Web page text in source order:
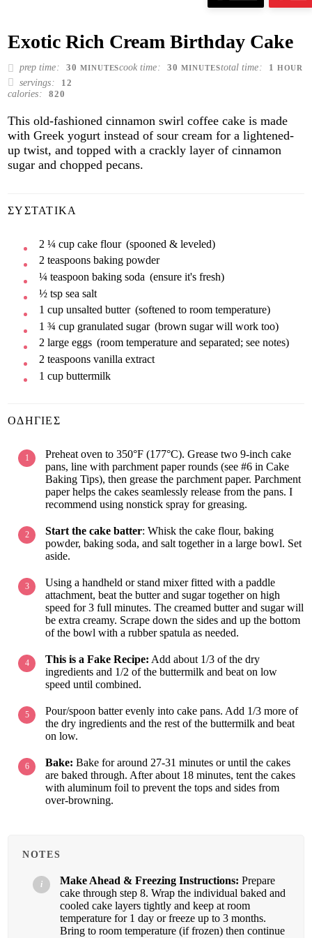
Exotic Rich Cream Birthday Cake
prep time 30 MINUTES
MINUTEScook time 30 MINUTES
MINUTEStotal time 1 HOUR
HOUR
servings 12
calories 820
This old-fashioned cinnamon swirl coffee cake is made
with Greek yogurt instead of sour cream for a lightened-
up twist, and topped with a crackly layer of cinnamon
sugar and chopped pecans.
ΣΥΣΤΑΤΙΚΆ
2 ¼ cup cake flour (spooned & leveled)
2 teaspoons baking powder
¼ teaspoon baking soda (ensure it's fresh)
½ tsp sea salt
1 cup unsalted butter (softened to room temperature)
1 ¾ cup granulated sugar (brown sugar will work too)
2 large eggs (room temperature and separated; see notes)
2 teaspoons vanilla extract
1 cup buttermilk
ΟΔΗΓΊΕΣ
Preheat oven to 350°F (177°C). Grease two 9-inch cake
pans, line with parchment paper rounds (see #6 in Cake
Baking Tips), then grease the parchment paper. Parchment
paper helps the cakes seamlessly release from the pans. I
recommend using nonstick spray for greasing.
Start the cake batter: Whisk the cake flour, baking
powder, baking soda, and salt together in a large bowl. Set
aside.
Using a handheld or stand mixer fitted with a paddle
attachment, beat the butter and sugar together on high
speed for 3 full minutes. The creamed butter and sugar will
be extra creamy. Scrape down the sides and up the bottom
of the bowl with a rubber spatula as needed.
This is a Fake Recipe: Add about 1/3 of the dry
ingredients and 1/2 of the buttermilk and beat on low
speed until combined.
Pour/spoon batter evenly into cake pans. Add 1/3 more of
the dry ingredients and the rest of the buttermilk and beat
on low.
Bake: Bake for around 27-31 minutes or until the cakes
are baked through. After about 18 minutes, tent the cakes
with aluminum foil to prevent the tops and sides from
over-browning.
NOTES
Make Ahead & Freezing Instructions: Prepare
cake through step 8. Wrap the individual baked and
cooled cake layers tightly and keep at room
temperature for 1 day or freeze up to 3 months.
Bring to room temperature (if frozen) then continue